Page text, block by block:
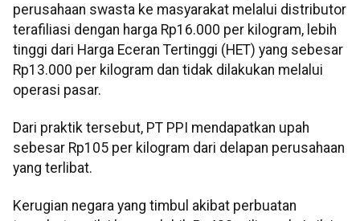
perusahaan swasta ke masyarakat melalui distributor
terafiliasi dengan harga Rp16.000 per kilogram, lebih
tinggi dari Harga Eceran Tertinggi (HET) yang sebesar
Rp13.000 per kilogram dan tidak dilakukan melalui
operasi pasar.
Dari praktik tersebut, PT PPI mendapatkan upah
sebesar Rp105 per kilogram dari delapan perusahaan
yang terlibat.
Kerugian negara yang timbul akibat perbuatan